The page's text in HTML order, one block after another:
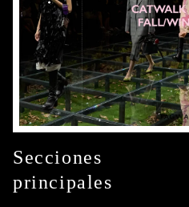
Secciones
principales